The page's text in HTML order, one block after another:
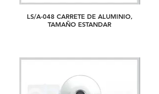
LS/A-048 CARRETE DE ALUMINIO,
TAMAÑO ESTANDAR